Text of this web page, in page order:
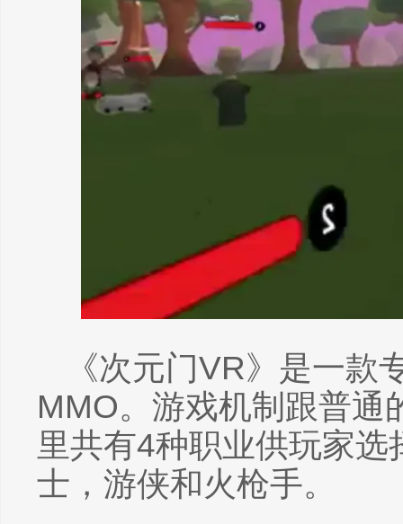
《次元门VR》是一
MMO。游戏机制跟普通
里共有4种职业供玩家
士，游侠和火枪手。